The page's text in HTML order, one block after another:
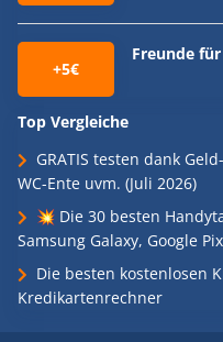
+5€
Freunde
Top Vergleiche
GRATIS testen dank
WC-Ente uvm. (Juli 2026)
💥 Die 30 besten
Samsung Galaxy, Google
Die besten kostenlosen
Kredikartenrechner